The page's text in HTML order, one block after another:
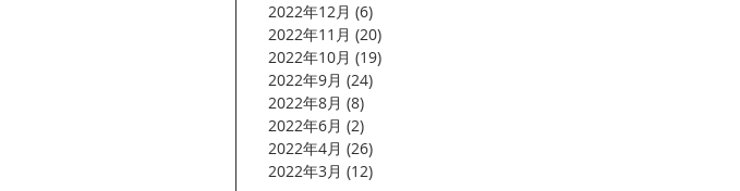
2022年12月 (6)
2022年11月 (20)
2022年10月 (19)
2022年9月 (24)
2022年8月 (8)
2022年6月 (2)
2022年4月 (26)
2022年3月 (12)